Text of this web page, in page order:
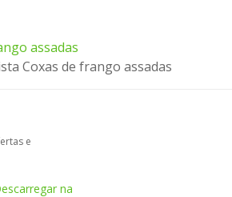
assadas
Coxas de frango assadas
e
na